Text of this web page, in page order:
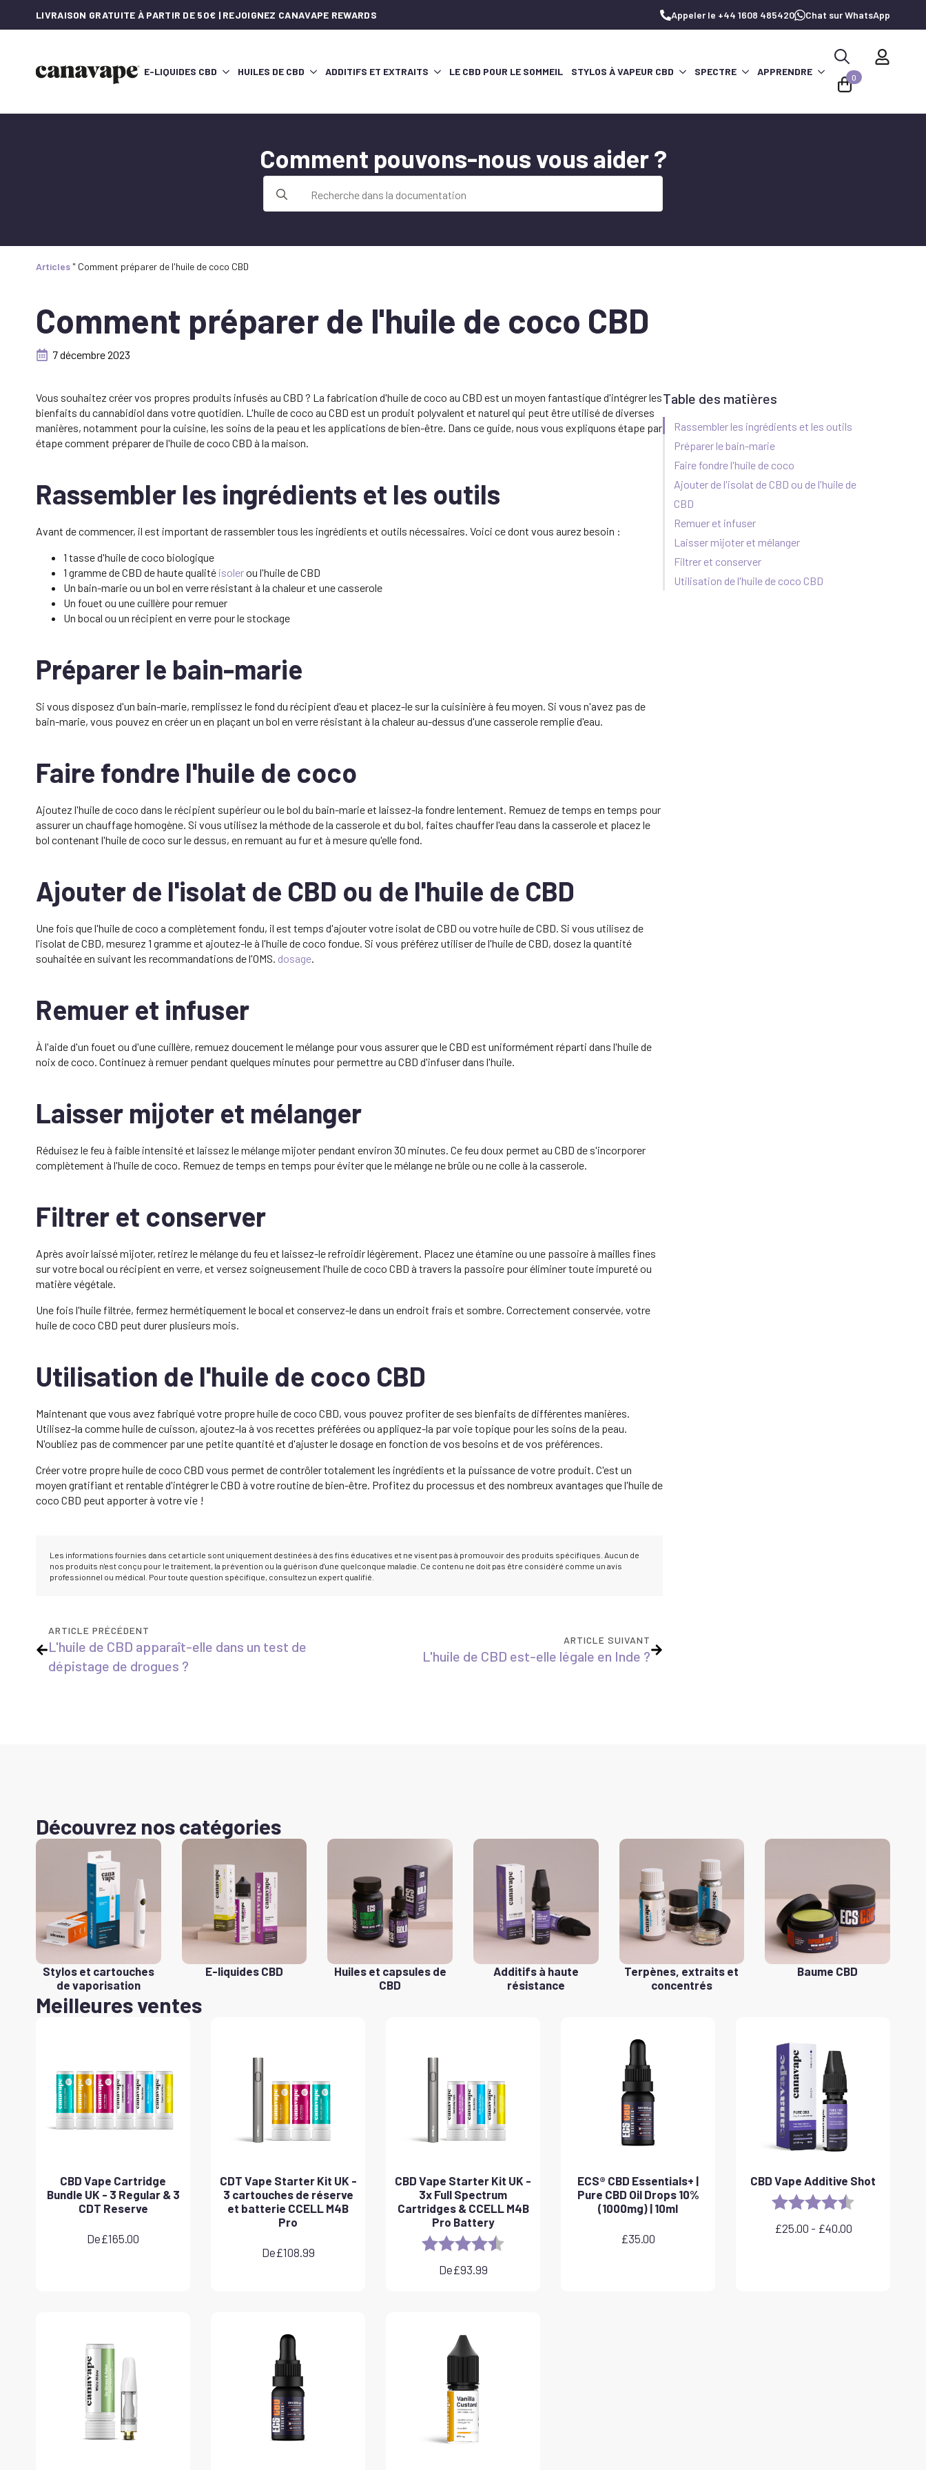
LIVRAISON GRATUITE À PARTIR DE 50€ | REJOIGNEZ CANAVAPE REWARDS Appeler le +44 1608 485420 Chat sur WhatsApp
E-LIQUIDES CBD HUILES DE CBD ADDITIFS ET EXTRAITS LE CBD POUR LE SOMMEIL STYLOS À VAPEUR CBD SPECTRE APPRENDRE
Recherche
de
0
Comment pouvons-nous vous aider ?
:
Articles " Comment préparer de l'huile de coco CBD
Comment préparer de l'huile de coco CBD
7 décembre 2023
Vous souhaitez créer vos propres produits infusés au CBD ? La fabrication d'huile de coco au CBD est un moyen fantastique d'intégrer les
bienfaits du cannabidiol dans votre quotidien. L'huile de coco au CBD est un produit polyvalent et naturel qui peut être utilisé de diverses
manières, notamment pour la cuisine, les soins de la peau et les applications de bien-être. Dans ce guide, nous vous expliquons étape par
étape comment préparer de l'huile de coco CBD à la maison.
Rassembler les ingrédients et les outils
Avant de commencer, il est important de rassembler tous les ingrédients et outils nécessaires. Voici ce dont vous aurez besoin :
1 tasse d'huile de coco biologique
1 gramme de CBD de haute qualité isolerou l'huile de CBD
Un bain-marie ou un bol en verre résistant à la chaleur et une casserole
Un fouet ou une cuillère pour remuer
Un bocal ou un récipient en verre pour le stockage
Préparer le bain-marie
Si vous disposez d'un bain-marie, remplissez le fond du récipient d'eau et placez-le sur la cuisinière à feu moyen. Si vous n'avez pas de
bain-marie, vous pouvez en créer un en plaçant un bol en verre résistant à la chaleur au-dessus d'une casserole remplie d'eau.
Faire fondre l'huile de coco
Ajoutez l'huile de coco dans le récipient supérieur ou le bol du bain-marie et laissez-la fondre lentement. Remuez de temps en temps pour
assurer un chauffage homogène. Si vous utilisez la méthode de la casserole et du bol, faites chauffer l'eau dans la casserole et placez le
bol contenant l'huile de coco sur le dessus, en remuant au fur et à mesure qu'elle fond.
Ajouter de l'isolat de CBD ou de l'huile de CBD
Une fois que l'huile de coco a complètement fondu, il est temps d'ajouter votre isolat de CBD ou votre huile de CBD. Si vous utilisez de
l'isolat de CBD, mesurez 1 gramme et ajoutez-le à l'huile de coco fondue. Si vous préférez utiliser de l'huile de CBD, dosez la quantité
souhaitée en suivant les recommandations de l'OMS. dosage.
Remuer et infuser
À l'aide d'un fouet ou d'une cuillère, remuez doucement le mélange pour vous assurer que le CBD est uniformément réparti dans l'huile de
noix de coco. Continuez à remuer pendant quelques minutes pour permettre au CBD d'infuser dans l'huile.
Laisser mijoter et mélanger
Réduisez le feu à faible intensité et laissez le mélange mijoter pendant environ 30 minutes. Ce feu doux permet au CBD de s'incorporer
complètement à l'huile de coco. Remuez de temps en temps pour éviter que le mélange ne brûle ou ne colle à la casserole.
Filtrer et conserver
Après avoir laissé mijoter, retirez le mélange du feu et laissez-le refroidir légèrement. Placez une étamine ou une passoire à mailles fines
sur votre bocal ou récipient en verre, et versez soigneusement l'huile de coco CBD à travers la passoire pour éliminer toute impureté ou
matière végétale.
Une fois l'huile filtrée, fermez hermétiquement le bocal et conservez-le dans un endroit frais et sombre. Correctement conservée, votre
huile de coco CBD peut durer plusieurs mois.
Utilisation de l'huile de coco CBD
Maintenant que vous avez fabriqué votre propre huile de coco CBD, vous pouvez profiter de ses bienfaits de différentes manières.
Utilisez-la comme huile de cuisson, ajoutez-la à vos recettes préférées ou appliquez-la par voie topique pour les soins de la peau.
N'oubliez pas de commencer par une petite quantité et d'ajuster le dosage en fonction de vos besoins et de vos préférences.
Créer votre propre huile de coco CBD vous permet de contrôler totalement les ingrédients et la puissance de votre produit. C'est un
moyen gratifiant et rentable d'intégrer le CBD à votre routine de bien-être. Profitez du processus et des nombreux avantages que l'huile de
coco CBD peut apporter à votre vie !
Les informations fournies dans cet article sont uniquement destinées à des fins éducatives et ne visent pas à promouvoir des produits spécifiques. Aucun de
nos produits n'est conçu pour le traitement, la prévention ou la guérison d'une quelconque maladie. Ce contenu ne doit pas être considéré comme un avis
professionnel ou médical. Pour toute question spécifique, consultez un expert qualifié.
ARTICLE PRÉCÉDENT
L'huile de CBD apparaît-elle dans un test de
dépistage de drogues ?
ARTICLE SUIVANT
L'huile de CBD est-elle légale en Inde ?
Table des matières
Rassembler les ingrédients et les outils
Préparer le bain-marie
Faire fondre l'huile de coco
Ajouter de l'isolat de CBD ou de l'huile de
CBD
Remuer et infuser
Laisser mijoter et mélanger
Filtrer et conserver
Utilisation de l'huile de coco CBD
Découvrez nos catégories
Stylos et cartouches
de vaporisation
E-liquides CBD
Huiles et capsules de
CBD
Additifs à haute
résistance
Terpènes, extraits et
concentrés
Baume CBD
Meilleures ventes
CBD Vape Cartridge
Bundle UK - 3 Regular & 3
CDT Reserve
De£165.00
CDT Vape Starter Kit UK -
3 cartouches de réserve
et batterie CCELL M4B
Pro
De£108.99
CBD Vape Starter Kit UK -
3x Full Spectrum
Cartridges & CCELL M4B
Pro Battery
Rating:
De£93.99
ECS® CBD Essentials+ |
Pure CBD Oil Drops 10%
(1000mg) | 10ml
£35.00
CBD Vape Additive Shot
Rating:
£25.00 - £40.00
Plage